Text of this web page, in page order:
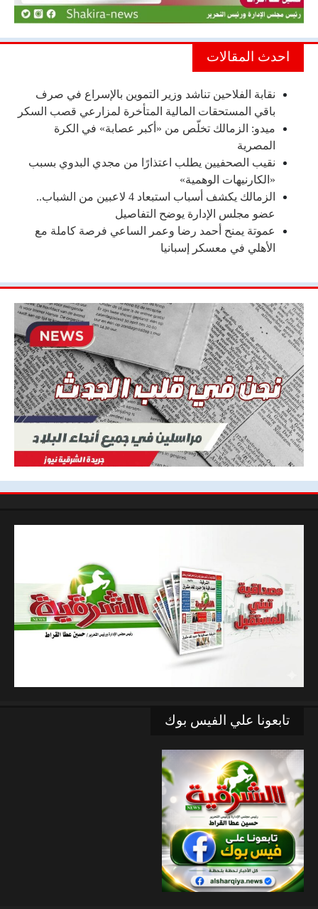
احدث المقالات
نقابة الفلاحين تناشد وزير التموين بالإسراع في صرف
باقي المستحقات المالية المتأخرة لمزارعي قصب السكر
ميدو: الزمالك تخلّص من «أكبر عصابة» في الكرة
المصرية
نقيب الصحفيين يطلب اعتذارًا من مجدي البدوي بسبب
«الكارنيهات الوهمية»
الزمالك يكشف أسباب استبعاد 4 لاعبين من الشباب..
عضو مجلس الإدارة يوضح التفاصيل
عموتة يمنح أحمد رضا وعمر الساعي فرصة كاملة مع
الأهلي في معسكر إسبانيا
تابعونا علي الفيس بوك